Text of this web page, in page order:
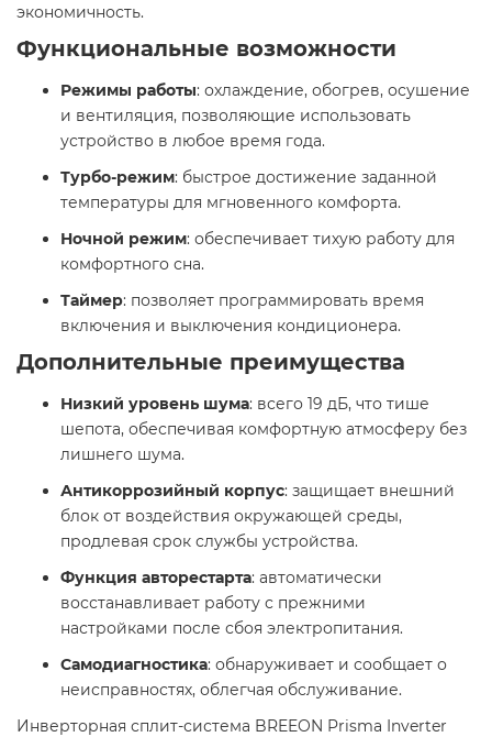
экономичность. ​
Функциональные возможности
Режимы работы: охлаждение, обогрев, осушение
и вентиляция, позволяющие использовать
устройство в любое время года. ​
Турбо-режим: быстрое достижение заданной
температуры для мгновенного комфорта. ​
Ночной режим: обеспечивает тихую работу для
комфортного сна. ​
Таймер: позволяет программировать время
включения и выключения кондиционера. ​
Дополнительные преимущества
Низкий уровень шума: всего 19 дБ, что тише
шепота, обеспечивая комфортную атмосферу без
лишнего шума. ​
Антикоррозийный корпус: защищает внешний
блок от воздействия окружающей среды,
продлевая срок службы устройства. ​
Функция авторестарта: автоматически
восстанавливает работу с прежними
настройками после сбоя электропитания. ​
Самодиагностика: обнаруживает и сообщает о
неисправностях, облегчая обслуживание. ​
Инверторная сплит-система BREEON Prisma Inverter